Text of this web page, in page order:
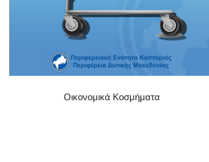
Οικονομικά Κοσμήματα